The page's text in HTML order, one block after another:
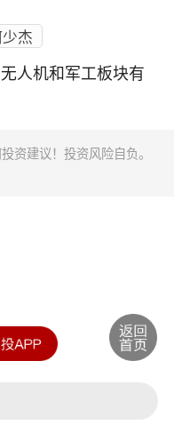
杰
人机和军工板块有
资建议！投资风险自负。